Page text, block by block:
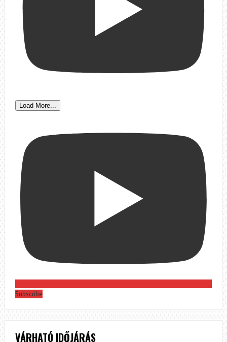
Load More...
Subscribe
VÁRHATÓ IDŐJÁRÁS